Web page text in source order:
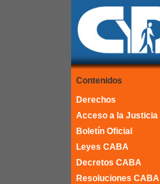
Contenidos
Derechos
Acceso a la Justicia
Boletín Oficial
Leyes CABA
Decretos CABA
Resoluciones CABA